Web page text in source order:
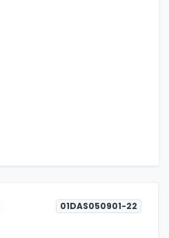
01DAS050901-22